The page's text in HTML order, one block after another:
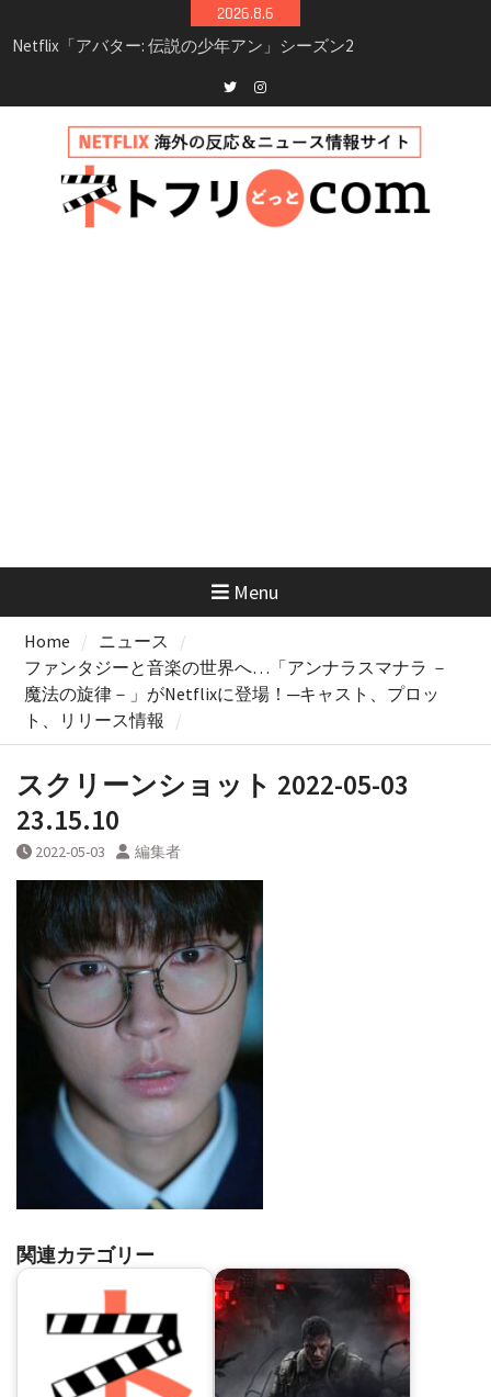
to
2026.8.6
シーズン3最新情報
Netflix映画「ボイスメールで恋をして」キャス
イッチ主演ロマコメ
新決定！2027年撮影開始へ
兄弟大騒動のコメディ映画「リトル・ブラザ
ー」がNetflixで配信！─キャスト・あらすじ・
見どころまとめ
Twitterinstagram
Menu
Home
ニュース
ファンタジーと音楽の世界へ…「アンナラスマナラ －
魔法の旋律－」がNetflixに登場！─キャスト、プロッ
ト、リリース情報
スクリーンショット 2022-05-03
23.15.10
2022-05-03 編集者
関連カテゴリー